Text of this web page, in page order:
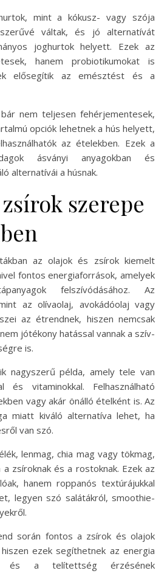
mint a kókusz- vagy szója
váltak, és jó alternatívát
joghurtok helyett. Ezek az
hanem probiotikumokat is
elősegítik az emésztést és a
nem teljesen fehérjementesek,
opciók lehetnek a hús helyett,
az ételekben. Ezek a
ásványi anyagokban és
alternatívái a húsnak.
szerepe
az olajok és zsírok kiemelt
fontos energiaforrások, amelyek
felszívódásához. Az
az olívaolaj, avokádóolaj vagy
az étrendnek, hiszen nemcsak
jótékony hatással vannak a szív-
is.
nagyszerű példa, amely tele van
és vitaminokkal. Felhasználható
vagy akár önálló ételként is. Az
miatt kiváló alternatíva lehet, ha
van szó.
lenmag, chia mag vagy tökmag,
zsíroknak és a rostoknak. Ezek az
hanem roppanós textúrájukkal
legyen szó salátákról, smoothie-
során fontos a zsírok és olajok
ezek segíthetnek az energia
és a telítettség érzésének